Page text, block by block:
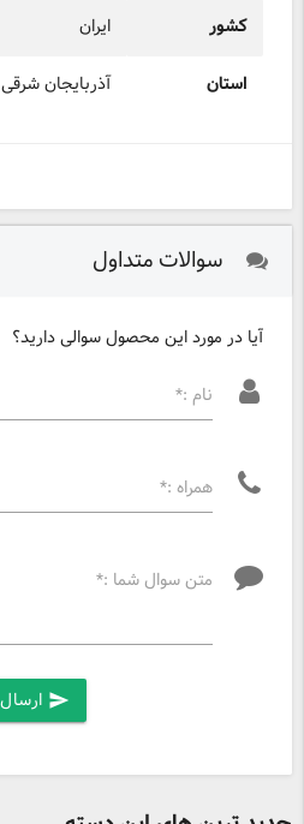
کشور ایران
استان آذربایجان شرقی
سوالات متداول
آیا در مورد این محصول سوالی دارید؟
نام :*
همراه :*
متن سوال شما :*
send